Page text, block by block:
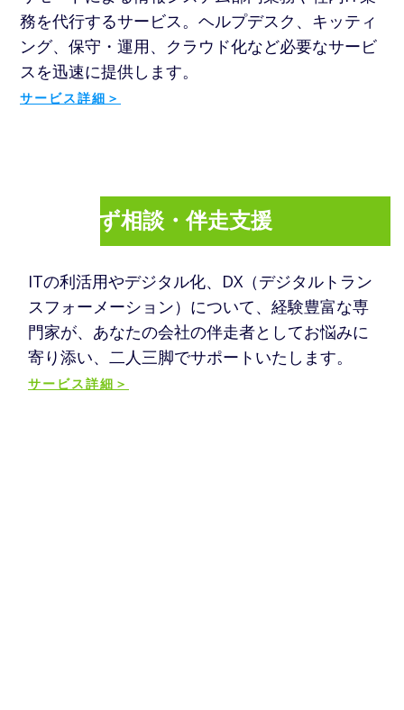
務を代行するサービス。ヘルプデスク、キッティ
ング、保守・運用、クラウド化など必要なサービ
スを迅速に提供します​。
サービス詳細＞
ITよろず相談・伴走支援
ITの利活用やデジタル化、DX（デジタルトラン
スフォーメーション）について、経験豊富な専
門家が、あなたの会社の伴走者としてお悩みに
寄り添い、二人三脚でサポートいたします。
サービス詳細＞